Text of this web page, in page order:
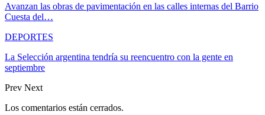
Avanzan las obras de pavimentación en las calles internas del Barrio
Cuesta del…
DEPORTES
La Selección argentina tendría su reencuentro con la gente en
septiembre
Prev Next
Los comentarios están cerrados.